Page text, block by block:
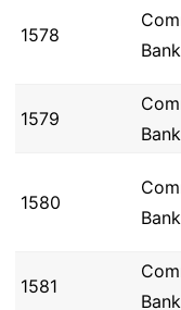
1578
Bank
1579
Bank
1580
Bank
1581
Bank